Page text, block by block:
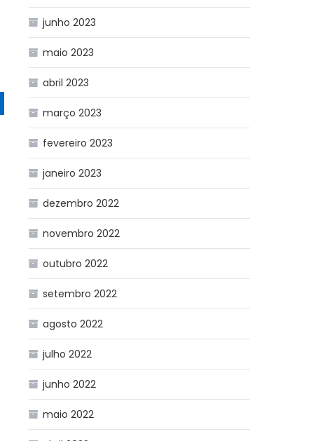
junho 2023
maio 2023
abril 2023
março 2023
fevereiro 2023
janeiro 2023
dezembro 2022
novembro 2022
outubro 2022
setembro 2022
agosto 2022
julho 2022
junho 2022
maio 2022